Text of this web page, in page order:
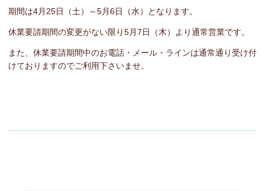
期間は4月25日（土）～5月6日（水）となります。
休業要請期間の変更がない限り5月7日（木）より通常営業です。
また、休業要請期間中のお電話・メール・ラインは通常通り受け付
けておりますのでご利用下さいませ。